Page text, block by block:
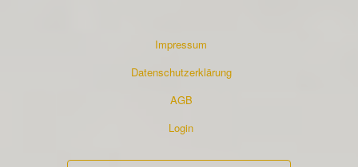
Impressum
Datenschutzerklärung
AGB
Login